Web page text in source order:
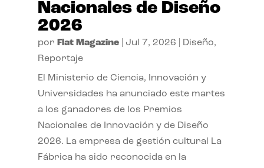
Nacionales de Diseño
2026
por Flat Magazine| Jul 7, 2026 Diseño,
Reportaje
El Ministerio de Ciencia, Innovación y
Universidades ha anunciado este martes
a los ganadores de los Premios
Nacionales de Innovación y de Diseño
2026. La empresa de gestión cultural La
Fábrica ha sido reconocida en la